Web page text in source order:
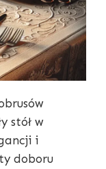
stół w
i
doboru